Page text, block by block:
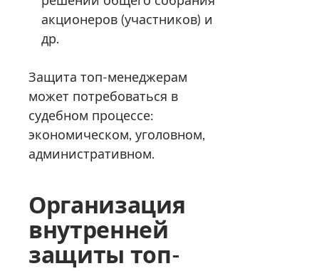
акционеров (участников) и
др.
Защита топ-менеджерам
может потребоваться в
судебном процессе:
экономическом, уголовном,
административном.
Организация
внутренней
защиты топ-